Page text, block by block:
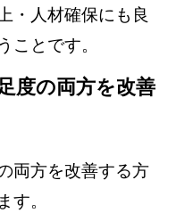
・人材確保にも良
ことです。
度の両方を改善
両方を改善する方
す。